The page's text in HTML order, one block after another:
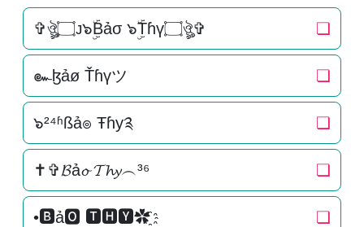
✞ঔৣ۝ᴊ๖ۣۜBảσ ๖ۣۜTɦү۝ঔৣ✞ ❏
๛ɮảø Ťɦүツ ❏
๖²⁴ʱßả๏ Ŧɦу༉ ❏
✝✞𝓑ả𝓸 𝓣𝓱𝔂︵³⁶ ❏
•🅱ả🅾 🆃🅷🆈✿҈ ❏